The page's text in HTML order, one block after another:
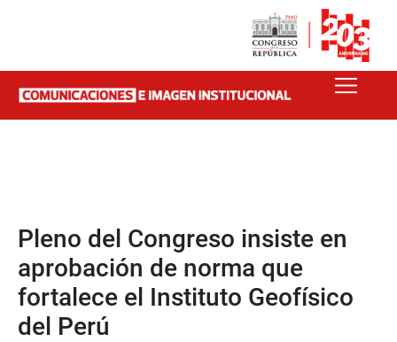
Pleno del Congreso insiste en
aprobación de norma que
fortalece el Instituto Geofísico
del Perú